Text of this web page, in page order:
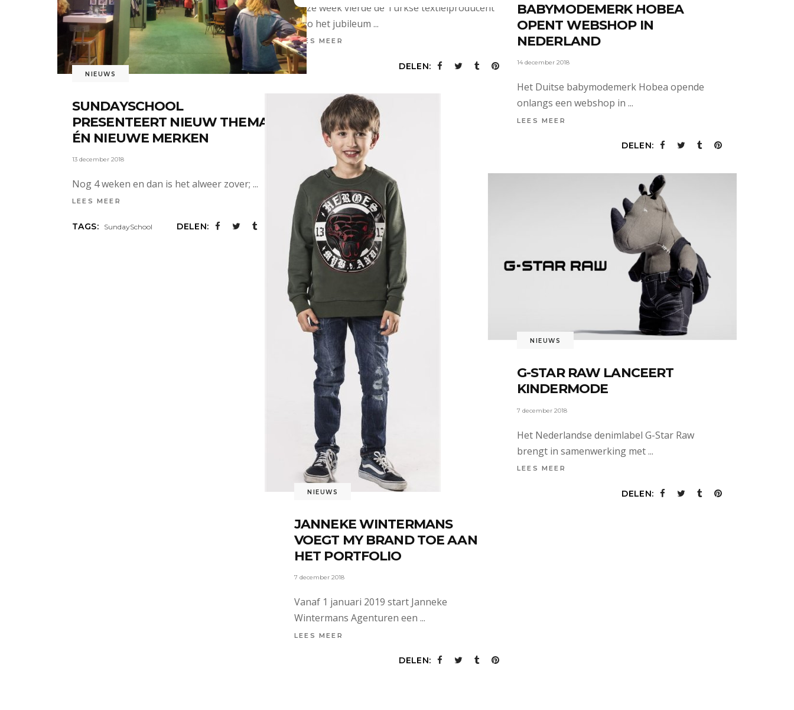
Deze week vierde de Turkse textielproducent
Isko het jubileum
LEES MEER
DELEN:
BABYMODEMERK HOBEA
OPENT WEBSHOP IN
NEDERLAND
14 december 2018
Het Duitse babymodemerk Hobea opende
onlangs een webshop in
LEES MEER
DELEN:
NIEUWS
SUNDAYSCHOOL
PRESENTEERT NIEUW THEMA
ÉN NIEUWE MERKEN
13 december 2018
Nog 4 weken en dan is het alweer zover;
LEES MEER
TAGS: SundaySchool DELEN:
NIEUWS
JANNEKE WINTERMANS
VOEGT MY BRAND TOE AAN
HET PORTFOLIO
7 december 2018
Vanaf 1 januari 2019 start Janneke
Wintermans Agenturen een
LEES MEER
DELEN:
NIEUWS
G-STAR RAW LANCEERT
KINDERMODE
7 december 2018
Het Nederlandse denimlabel G-Star Raw
brengt in samenwerking met
LEES MEER
DELEN: